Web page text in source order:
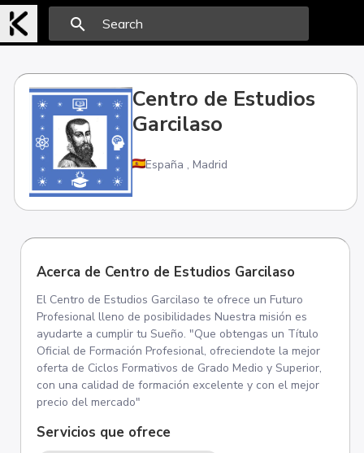
search
Centro de Estudios
Garcilaso
España , Madrid
Acerca de Centro de Estudios Garcilaso
El Centro de Estudios Garcilaso te ofrece un Futuro
Profesional lleno de posibilidades Nuestra misión es
ayudarte a cumplir tu Sueño. "Que obtengas un Título
Oficial de Formación Profesional, ofreciendote la mejor
oferta de Ciclos Formativos de Grado Medio y Superior,
con una calidad de formación excelente y con el mejor
precio del mercado"
Servicios que ofrece